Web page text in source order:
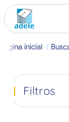
Página inicial
Filtros